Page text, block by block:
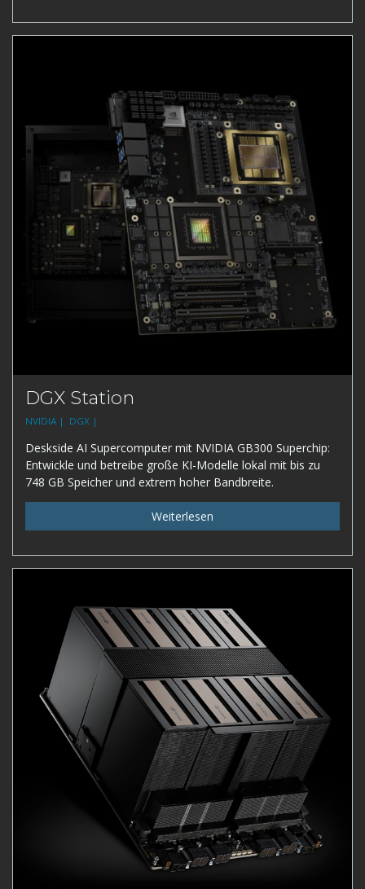
DGX Station
NVIDIA | DGX |
Deskside AI Supercomputer mit NVIDIA GB300 Superchip:
Entwickle und betreibe große KI-Modelle lokal mit bis zu
748 GB Speicher und extrem hoher Bandbreite.
Weiterlesen